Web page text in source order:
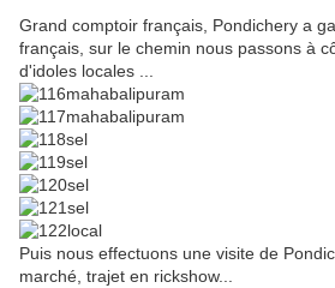
Grand comptoir français, Pondichery a
français, sur le chemin nous passons à
d'idoles locales ...
Puis nous effectuons une visite de
marché, trajet en rickshow...